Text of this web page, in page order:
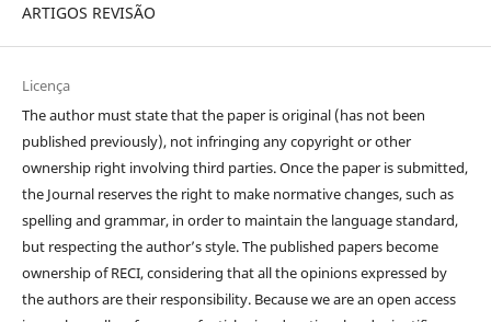
ARTIGOS REVISÃO
Licença
The author must state that the paper is original (has not been
published previously), not infringing any copyright or other
ownership right involving third parties. Once the paper is submitted,
the Journal reserves the right to make normative changes, such as
spelling and grammar, in order to maintain the language standard,
but respecting the author’s style. The published papers become
ownership of RECI, considering that all the opinions expressed by
the authors are their responsibility. Because we are an open access